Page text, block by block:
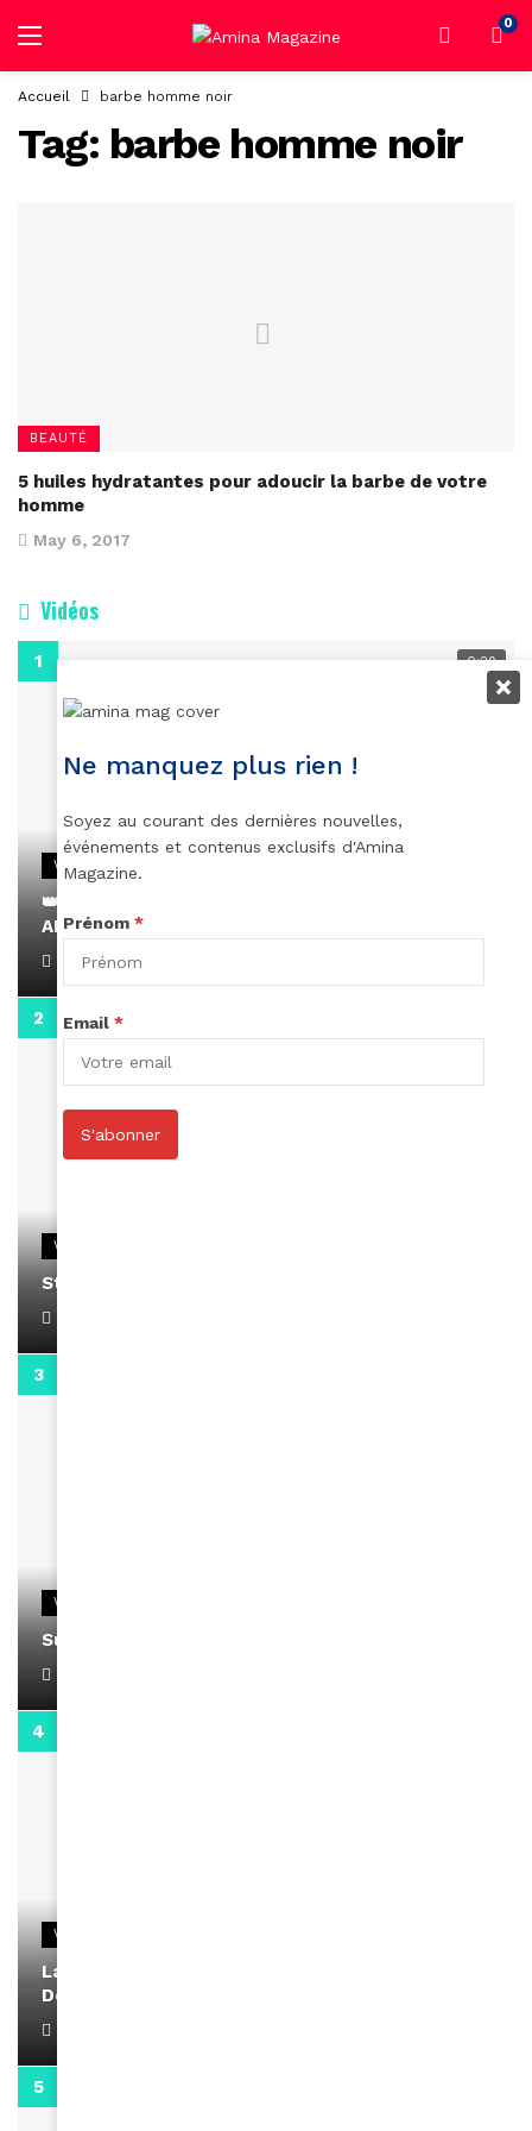
0
Accueil barbe homme noir
Tag: barbe homme noir
BEAUTÉ
5 huiles hydratantes pour adoucir la barbe de votre
homme
May 6, 2017
Vidéos
0:29
VIDEOS
👑 Remerciements à Ayden pour son message sur
AMINA, le Magazine de la Femme
April 1, 2022
VIDEOS
Stacy passe un message
VIDEOS
Support Black Business Wee-kend
VIDEOS
La rubrique santé speciale coronavirus du
Docteur Makanda
Ne manquez plus rien !
Soyez au courant des dernières nouvelles,
événements et contenus exclusifs d'Amina
Magazine.
Prénom *
Email *
S'abonner